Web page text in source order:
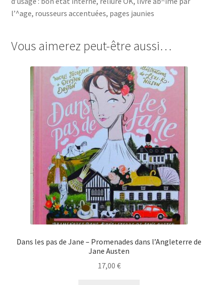
l’^age, rousseurs accentuées, pages jaunies
Vous aimerez peut-être aussi…
Dans les pas de Jane – Promenades dans l’Angleterre de
Jane Austen
17,00 €